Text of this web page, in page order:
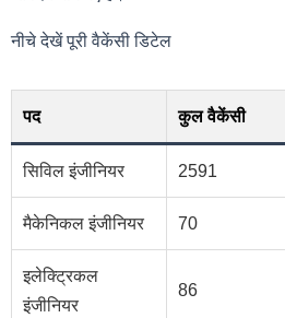
नीचे देखें पूरी वैकेंसी डिटेल
पद कुल वैकेंसी
सिविल इंजीनियर 2591
मैकेनिकल इंजीनियर 70
इलेक्ट्रिकल
इंजीनियर
86